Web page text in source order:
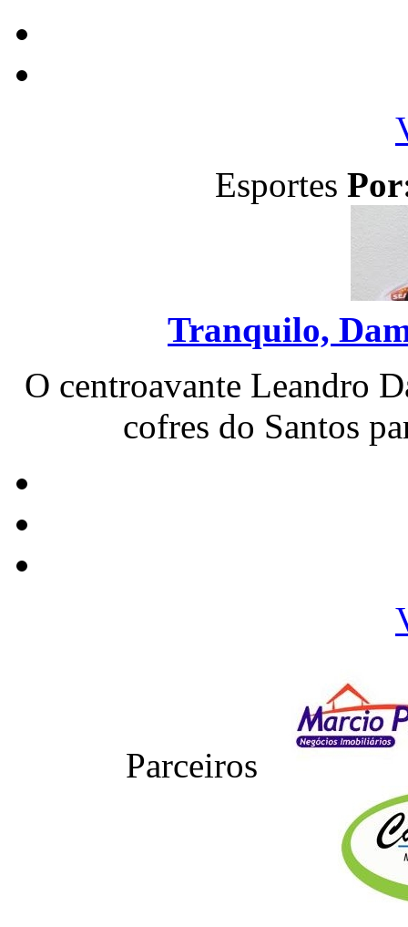
Esportes
Tranquilo,
O centroavante Leandro
cofres do Santos
Parceiros